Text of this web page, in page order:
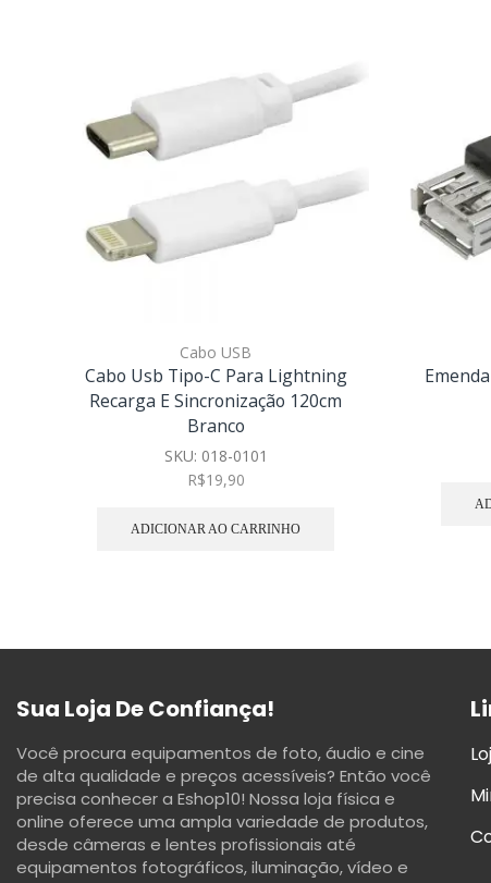
Cabo USB
Cabo Usb Tipo-C Para Lightning
Recarga E Sincronização 120cm
Branco
SKU: 018-0101
R$19,90
ADICIONAR AO CARRINHO
Sua Loja De Confiança!
Você procura equipamentos de foto, áudio e cine
de alta qualidade e preços acessíveis? Então você
precisa conhecer a Eshop10! Nossa loja física e
online oferece uma ampla variedade de produtos,
desde câmeras e lentes profissionais até
equipamentos fotográficos, iluminação, vídeo e